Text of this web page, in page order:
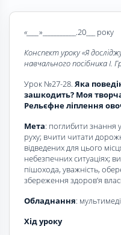
«____ »___________.20___ року
Конспект уроку «Я
навчального посібника І.
Урок №27-28. Яка
зашкодить? Моя
Рельєфне ліплення
Мета: поглибити знання
руху; вчити читати
відведених для цього
небезпечних ситуаціях;
пішохода, уважність,
збереження здоров’я
Обладнання:
Хід уроку